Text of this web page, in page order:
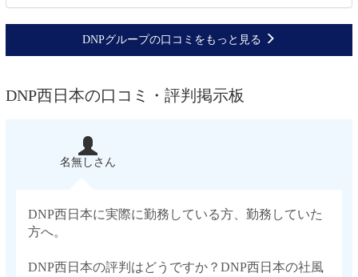
DNPグループの口コミをもっと見る
DNP西日本の口コミ・評判掲示板
名無しさん
DNP西日本に実際に勤務している方、勤務していた
方へ。
DNP西日本の評判はどうですか？DNP西日本の社風